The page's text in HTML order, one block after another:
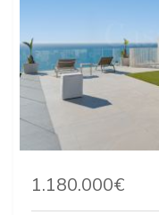
1.180.000€